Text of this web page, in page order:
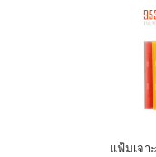
แฟ้มเจา